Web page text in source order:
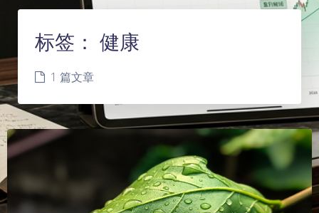
标签： 健康
1 篇文章